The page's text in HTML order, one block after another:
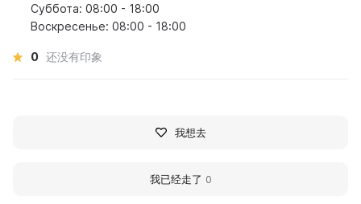
Суббота: 08:00 - 18:00
Воскресенье: 08:00 - 18:00
0 还没有印象
我想去
我已经走了 0